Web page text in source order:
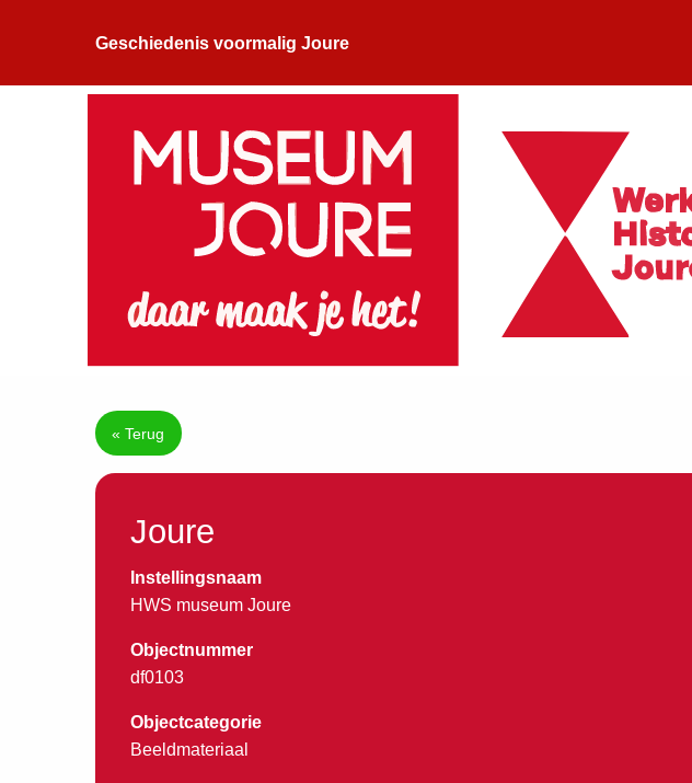
Geschiedenis voormalig Joure
« Terug
Joure
Instellingsnaam
HWS museum Joure
Objectnummer
df0103
Objectcategorie
Beeldmateriaal